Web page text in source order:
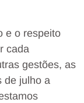
e o respeito
cada
gestões, as
de julho a